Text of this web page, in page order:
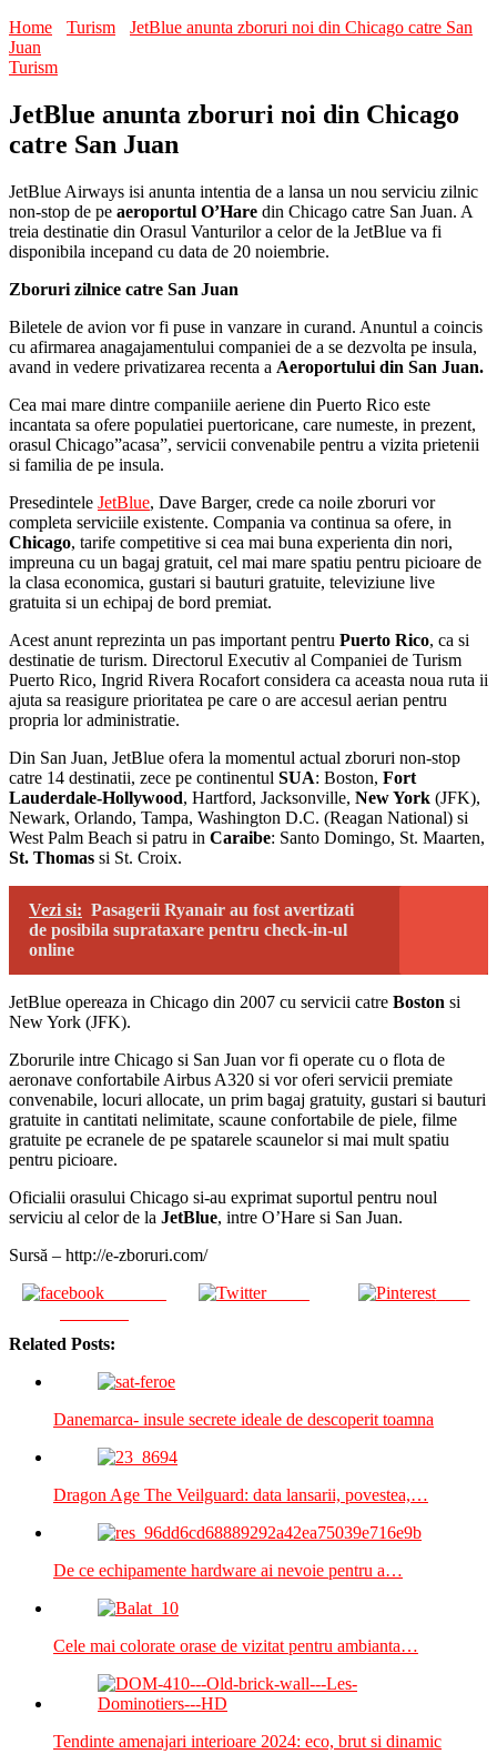
Home
Turism
JetBlue anunta zboruri noi din Chicago catre San
Juan
Turism
JetBlue anunta zboruri noi din Chicago
catre San Juan
JetBlue Airways isi anunta intentia de a lansa un nou serviciu zilnic
non-stop de pe aeroportul O’Hare din Chicago catre San Juan. A
treia destinatie din Orasul Vanturilor a celor de la JetBlue va fi
disponibila incepand cu data de 20 noiembrie.
Zboruri zilnice catre San Juan
Biletele de avion vor fi puse in vanzare in curand. Anuntul a coincis
cu afirmarea anagajamentului companiei de a se dezvolta pe insula,
avand in vedere privatizarea recenta a Aeroportului din San Juan.
Cea mai mare dintre companiile aeriene din Puerto Rico este
incantata sa ofere populatiei puertoricane, care numeste, in prezent,
orasul Chicago”acasa”, servicii convenabile pentru a vizita prietenii
si familia de pe insula.
Presedintele JetBlue, Dave Barger, crede ca noile zboruri vor
completa serviciile existente. Compania va continua sa ofere, in
Chicago, tarife competitive si cea mai buna experienta din nori,
impreuna cu un bagaj gratuit, cel mai mare spatiu pentru picioare de
la clasa economica, gustari si bauturi gratuite, televiziune live
gratuita si un echipaj de bord premiat.
Acest anunt reprezinta un pas important pentru Puerto Rico, ca si
destinatie de turism. Directorul Executiv al Companiei de Turism
Puerto Rico, Ingrid Rivera Rocafort considera ca aceasta noua ruta ii
ajuta sa reasigure prioritatea pe care o are accesul aerian pentru
propria lor administratie.
Din San Juan, JetBlue ofera la momentul actual zboruri non-stop
catre 14 destinatii, zece pe continentul SUA: Boston, Fort
Lauderdale-Hollywood, Hartford, Jacksonville, New York (JFK),
Newark, Orlando, Tampa, Washington D.C. (Reagan National) si
West Palm Beach si patru in Caraibe: Santo Domingo, St. Maarten,
St. Thomas si St. Croix.
Vezi si: Pasagerii Ryanair au fost avertizati
de posibila suprataxare pentru check-in-ul
online
JetBlue opereaza in Chicago din 2007 cu servicii catre Boston si
New York (JFK).
Zborurile intre Chicago si San Juan vor fi operate cu o flota de
aeronave confortabile Airbus A320 si vor oferi servicii premiate
convenabile, locuri allocate, un prim bagaj gratuity, gustari si bauturi
gratuite in cantitati nelimitate, scaune confortabile de piele, filme
gratuite pe ecranele de pe spatarele scaunelor si mai mult spatiu
pentru picioare.
Oficialii orasului Chicago si-au exprimat suportul pentru noul
serviciu al celor de la JetBlue, intre O’Hare si San Juan.
Sursă – http://e-zboruri.com/
Tweet Save
Related Posts:
Danemarca- insule secrete ideale de descoperit toamna
Dragon Age The Veilguard: data lansarii, povestea,…
De ce echipamente hardware ai nevoie pentru a…
Cele mai colorate orase de vizitat pentru ambianta…
Tendinte amenajari interioare 2024: eco, brut si dinamic